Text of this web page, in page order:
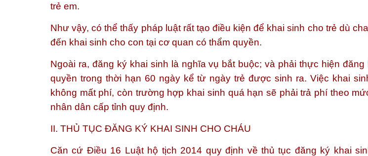
trẻ em.
Như vậy, có thể thấy pháp luật rất tạo điều kiện để khai sinh cho trẻ dù
đến khai sinh cho con tại cơ quan có thẩm quyền.
Ngoài ra, đăng ký khai sinh là nghĩa vụ bắt buộc; và phải thực hiện
quyền trong thời hạn 60 ngày kể từ ngày trẻ được sinh ra. Việc khai
không mất phí, còn trường hợp khai sinh quá hạn sẽ phải trả phí theo
nhân dân cấp tỉnh quy định.
II. THỦ TỤC ĐĂNG KÝ KHAI SINH CHO CHÁU
Căn cứ Điều 16 Luật hộ tịch 2014 quy định về thủ tục đăng ký khai